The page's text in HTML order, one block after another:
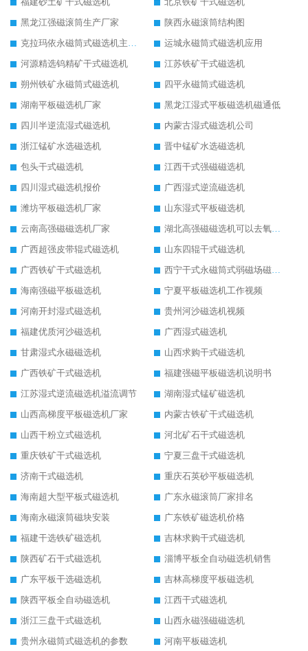
黑龙江强磁滚筒生产厂家
陕西永磁滚筒结构图
克拉玛依永磁筒式磁选机主要技术参数
运城永磁筒式磁选机应用
河源精选钨精矿干式磁选机
江苏铁矿干式磁选机
朔州铁矿永磁筒式磁选机
四平永磁筒式磁选机
湖南平板磁选机厂家
黑龙江湿式平板磁选机磁通低
四川半逆流湿式磁选机
内蒙古湿式磁选机公司
浙江锰矿水选磁选机
晋中锰矿水选磁选机
包头干式磁选机
江西干式强磁磁选机
四川湿式磁选机报价
广西湿式逆流磁选机
潍坊平板磁选机厂家
山东湿式平板磁选机
云南高强磁磁选机厂家
湖北高强磁磁选机可以去氧化铝
广西超强皮带辊式磁选机
山东四辊干式磁选机
广西铁矿干式磁选机
西宁干式永磁筒式弱磁场磁选机结构图
海南强磁平板磁选机
宁夏平板磁选机工作视频
河南开封湿式磁选机
贵州河沙磁选机视频
福建优质河沙磁选机
广西湿式磁选机
甘肃湿式永磁磁选机
山西求购干式磁选机
广西铁矿干式磁选机
福建强磁平板磁选机说明书
江苏湿式逆流磁选机溢流调节
湖南湿式锰矿磁选机
山西高梯度平板磁选机厂家
内蒙古铁矿干式磁选机
山西干粉立式磁选机
河北矿石干式磁选机
重庆铁矿干式磁选机
宁夏三盘干式磁选机
济南干式磁选机
重庆石英砂平板磁选机
海南超大型平板式磁选机
广东永磁滚筒厂家排名
海南永磁滚筒磁块安装
广东铁矿磁选机价格
福建干选铁矿磁选机
吉林求购干式磁选机
陕西矿石干式磁选机
淄博平板全自动磁选机销售
广东平板干选磁选机
吉林高梯度平板磁选机
陕西平板全自动磁选机
江西干式磁选机
浙江三盘干式磁选机
山西永磁强磁磁选机
贵州永磁筒式磁选机的参数
河南平板磁选机